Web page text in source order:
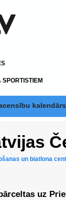
SPORTISTIEM
kalendārs
un biatlona
uz